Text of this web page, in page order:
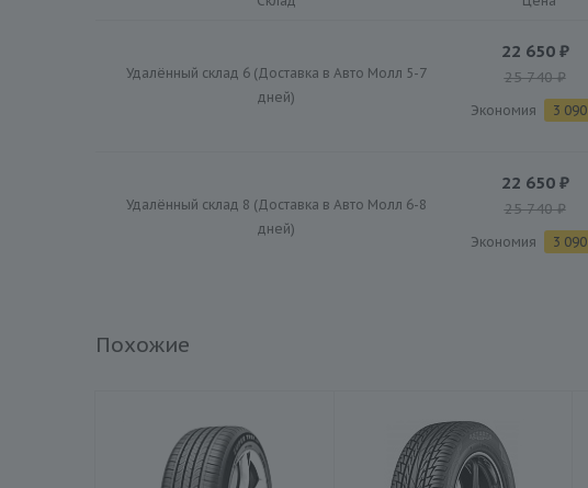
Удалённый склад 6 (Доставка в Авто Молл 5-7
дней)
22 650₽
25 740₽
Экономия 3 090
Удалённый склад 8 (Доставка в Авто Молл 6-8
дней)
22 650₽
25 740₽
Экономия 3 090
Похожие